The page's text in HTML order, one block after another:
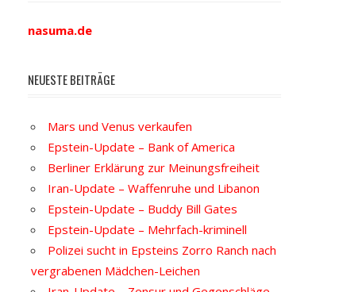
nasuma.de
NEUESTE BEITRÄGE
Mars und Venus verkaufen
Epstein-Update – Bank of America
Berliner Erklärung zur Meinungsfreiheit
Iran-Update – Waffenruhe und Libanon
Epstein-Update – Buddy Bill Gates
Epstein-Update – Mehrfach-kriminell
Polizei sucht in Epsteins Zorro Ranch nach
vergrabenen Mädchen-Leichen